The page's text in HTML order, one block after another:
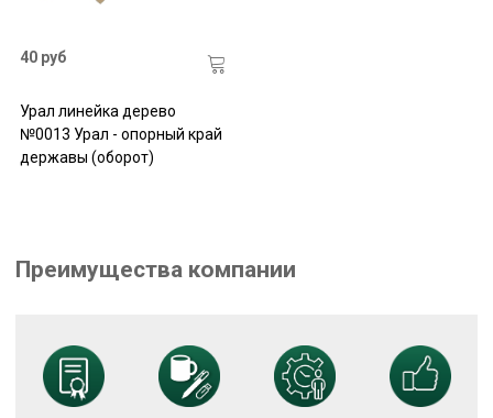
40 руб
Урал линейка дерево
№0013 Урал - опорный край
державы (оборот)
Преимущества компании